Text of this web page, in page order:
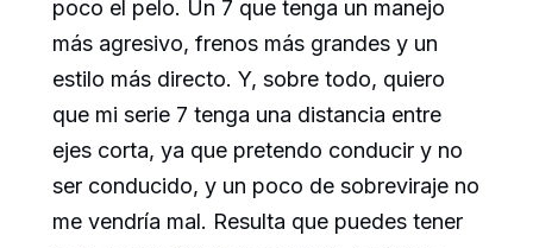
poco el pelo. Un 7 que tenga un manejo
más agresivo, frenos más grandes y un
estilo más directo. Y, sobre todo, quiero
que mi serie 7 tenga una distancia entre
ejes corta, ya que pretendo conducir y no
ser conducido, y un poco de sobreviraje no
me vendría mal. Resulta que puedes tener